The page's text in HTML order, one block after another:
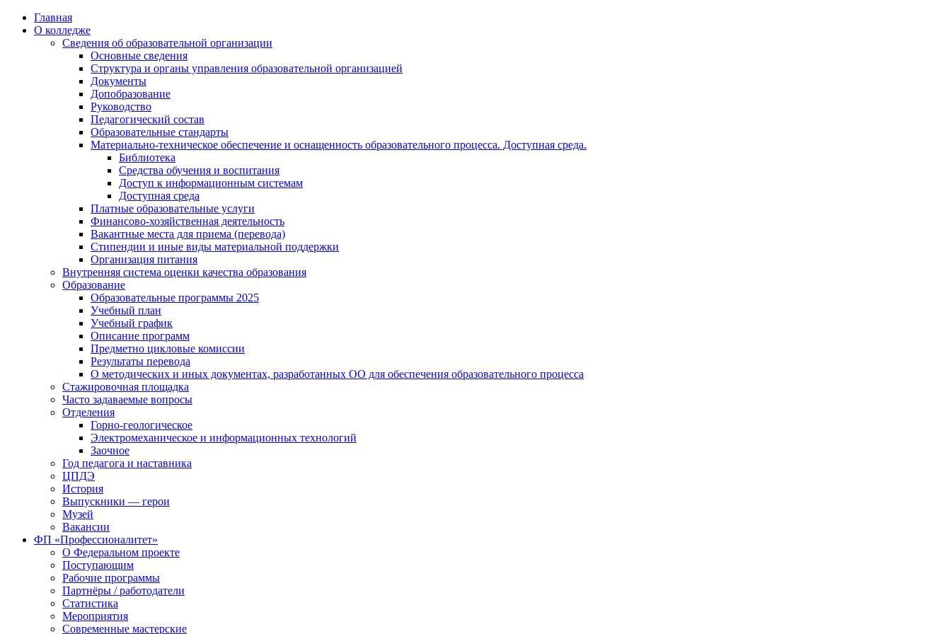
Перейти
содержимому
Главная
О колледже
Сведения об образовательной организации
Основные сведения
Структура и органы управления образовательной организацией
Документы
Допобразование
Руководство
Педагогический состав
Образовательные стандарты
Материально-техническое обеспечение и оснащенность образовательного процесса. Доступная среда.
Библиотека
Средства обучения и воспитания
Доступ к информационным системам
Доступная среда
Платные образовательные услуги
Финансово-хозяйственная деятельность
Вакантные места для приема (перевода)
Стипендии и иные виды материальной поддержки
Организация питания
Внутренняя система оценки качества образования
Образование
Образовательные программы 2025
Учебный план
Учебный график
Описание программ
Предметно цикловые комиссии
Результаты перевода
О методических и иных документах, разработанных ОО для обеспечения образовательного процесса
Стажировочная площадка
Часто задаваемые вопросы
Отделения
Горно-геологическое
Электромеханическое и информационных технологий
Заочное
Год педагога и наставника
ЦПДЭ
История
Выпускники — герои
Музей
Вакансии
ФП «Профессионалитет»
О Федеральном проекте
Поступающим
Рабочие программы
Партнёры / работодатели
Статистика
Мероприятия
Современные мастерские